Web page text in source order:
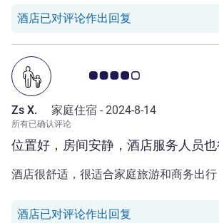
酒店已对评论作出回复 我们酒店已对
位置好，房间安静，酒店服务人员
客户意见评级 4.0/5
Zs X. 家庭住宿 - 2024-8-14
所有已确认评论
酒店很舒适，很适合家庭旅游和商务出行
酒店已对评论作出回复 我们酒店已对 Zs